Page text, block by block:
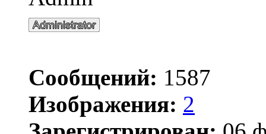
Сообщений: 1587
Изображения: 2